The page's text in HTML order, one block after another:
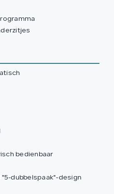
bedienbaar
"5-dubbelspaak"-design